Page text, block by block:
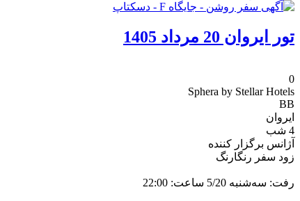
تور ایروان 20 مرداد 1405
0
Sphera by Stellar Hotels
BB
ایروان
4 شب
آژانس برگزار کننده
زود سفر رنگارنگ
رفت: سه‌شنبه 5/20 ساعت: 22:00